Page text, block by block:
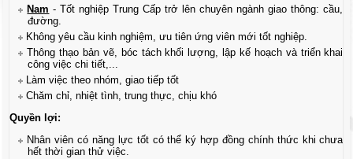
Nam - Tốt nghiệp Trung Cấp trở lên chuyên ngành giao thông: cầu,
đường.
Không yêu cầu kinh nghiệm, ưu tiên ứng viên mới tốt nghiệp.
Thông thạo bản vẽ, bóc tách khối lượng, lập kế hoạch và triển khai
công việc chi tiết,...
Làm việc theo nhóm, giao tiếp tốt
Chăm chỉ, nhiệt tình, trung thực, chịu khó
Quyền lợi:
Nhân viên có năng lực tốt có thể ký hợp đồng chính thức khi chưa
hết thời gian thử việc.